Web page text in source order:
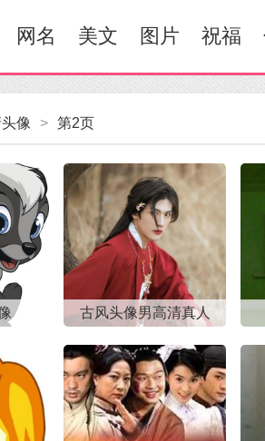
网名 美文 图片 祝福
像 > 第2页
古风头像男高清真人